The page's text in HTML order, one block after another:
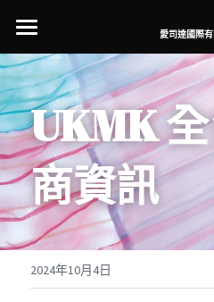
愛司達國際
代理事業
品牌介紹
LASH
NEW.
日本設計師品牌
最新消息
LASH銷售點
NEW.選物店銷售點
NEW.眼鏡店銷售點
UKMK
商資訊
2024年10月4日
商品
所有商品分類